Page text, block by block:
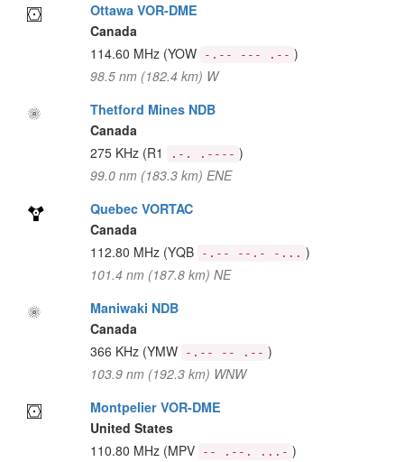
Ottawa VOR-DME
Canada
114.60 MHz (YOW -.-- --- .-- )
98.5 nm (182.4 km) W
Thetford Mines NDB
Canada
275 KHz (R1 .-. .---- )
99.0 nm (183.3 km) ENE
Quebec VORTAC
Canada
112.80 MHz (YQB -.-- --.- -... )
101.4 nm (187.8 km) NE
Maniwaki NDB
Canada
366 KHz (YMW -.-- -- .-- )
103.9 nm (192.3 km) WNW
Montpelier VOR-DME
United States
110.80 MHz (MPV -- .--. ...- )